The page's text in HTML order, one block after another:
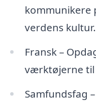
kommunikere
verdens kultur.
Fransk –
værktøjerne til
Samfundsfag